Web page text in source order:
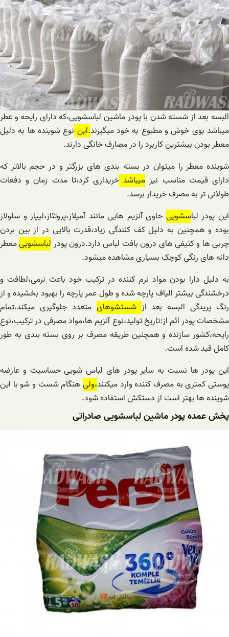
البسه بعد از شسته شدن با پودر ماشین لباسشویی،که دارای رایحه و عطر
میباشد بوی خوش و مطبوع به خود میگیرند.این نوع شوینده ها به دلیل
معطر بودن بیشترین کاربرد را در مصارف خانگی دارند.
شوینده معطر را میتوان در بسته بندی های بزرگتر و در حجم بالاتر که
دارای قیمت مناسب نیز میباشد خریداری کرد،تا مدت زمان و دفعات
طولانی تر به مصرف خریدار برسد.
این پودر لباسشویی حاوی آنزیم هایی مانند آمیلاز،پروتئاز،لیپاز و سلولاز
بوده و همچنین به دلیل کف کنندگی زیاد،قدرت بالایی در از بین بردن
چربی ها و کثیفی های درون بافت لباس دارد.درون پودر لباسشوییمعطر
دانه های رنگی کوچک بسیاری مشاهده میشود.
به دلیل دارا بودن مواد نرم کننده در ترکیب خود باعث نرمی،لطافت و
درخشندگی بیشتر الیاف پارچه شده و طول عمر پارچه را بهبود بخشیده و از
رنگ پریدگی البسه بعد از شستشوهای متعدد جلوگیری میکند.تمام
مشخصات پودر ائم از:تاریخ تولید،نوع آنزیم ها،مواد مصرفی در ترکیب،نوع
رایحه،کشور سازنده و همچنین طریقه مصرف بر روی بسته بندی به طور
کامل قید شده است.
این پودر ها نسبت به سایر پودر های لباس شویی حساسیت و عارضه
پوستی کمتری به مصرف کننده وارد میکنند،ولی هنگام شست و شو با این
شوینده ها بهتر است از دستکش استفاده شود.
پخش عمده پودر ماشین لباسشویی صادراتی